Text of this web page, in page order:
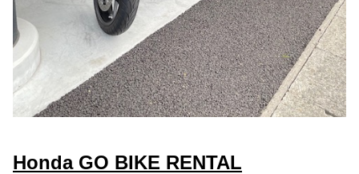
Honda GO BIKE RENTAL